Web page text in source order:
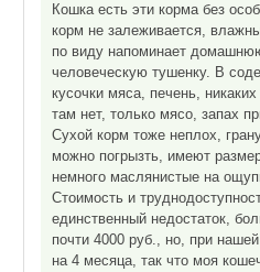
Кошка есть эти корма без
корм не залеживается,
по виду напоминает
человеческую тушенку. В
кусочки мяса, печень,
там нет, только мясо, запах
Сухой корм тоже неплох,
можно погрызть, имеют
немного маслянистые на
Стоимость и
единственный недостаток,
почти 4000 руб., но, при
на 4 месяца, так что моя